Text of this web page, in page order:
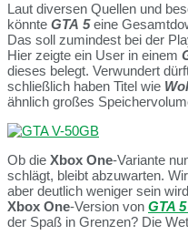
Laut diversen Quellen und
könnte GTA 5 eine
Das soll zumindest bei der
Hier zeigte ein User in einem
dieses belegt. Verwundert
schließlich haben Titel wie
ähnlich großes
Ob die Xbox One-Variante
schlägt, bleibt abzuwarten.
aber deutlich weniger sein
Xbox One-Version von GTA 5
der Spaß in Grenzen? Die